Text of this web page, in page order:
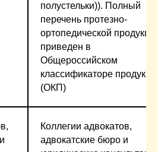
полустельки)). Полный
перечень протезно-
ортопедической
приведен в
Общероссийском
классификаторе
(ОКП)
Коллегии адвокатов,
адвокатские бюро и